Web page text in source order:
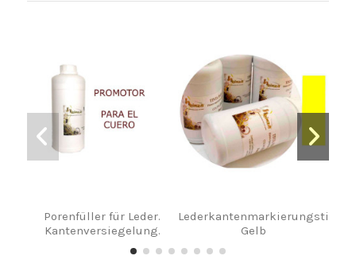
Porenfüller für Leder.
Kantenversiegelung.
Lederkantenmarkierungstinte.
Gelb